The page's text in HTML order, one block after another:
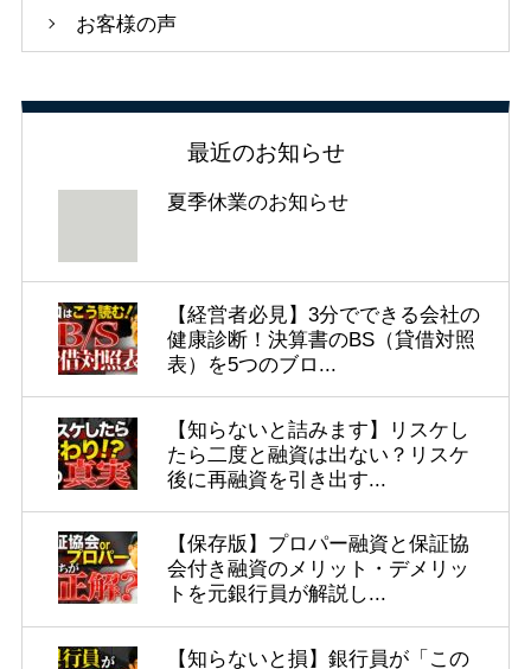
お客様の声
最近のお知らせ
夏季休業のお知らせ
【経営者必見】3分でできる会社の
健康診断！決算書のBS（貸借対照
表）を5つのブロ...
【知らないと詰みます】リスケし
たら二度と融資は出ない？リスケ
後に再融資を引き出す...
【保存版】プロパー融資と保証協
会付き融資のメリット・デメリッ
トを元銀行員が解説し...
【知らないと損】銀行員が「この